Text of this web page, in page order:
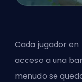
Cada jugador en
acceso a una
menudo se